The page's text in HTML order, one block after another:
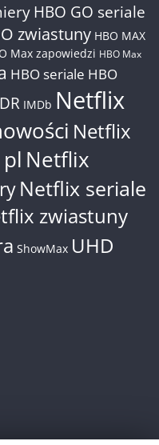
HBO GO seriale
zwiastuny HBO MAX
Max zapowiedzi HBO Max
HBO seriale HBO
IMDb Netflix
Netflix
Netflix
Netflix seriale
zwiastuny
ShowMax UHD